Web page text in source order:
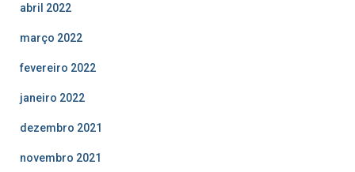
abril 2022
março 2022
fevereiro 2022
janeiro 2022
dezembro 2021
novembro 2021